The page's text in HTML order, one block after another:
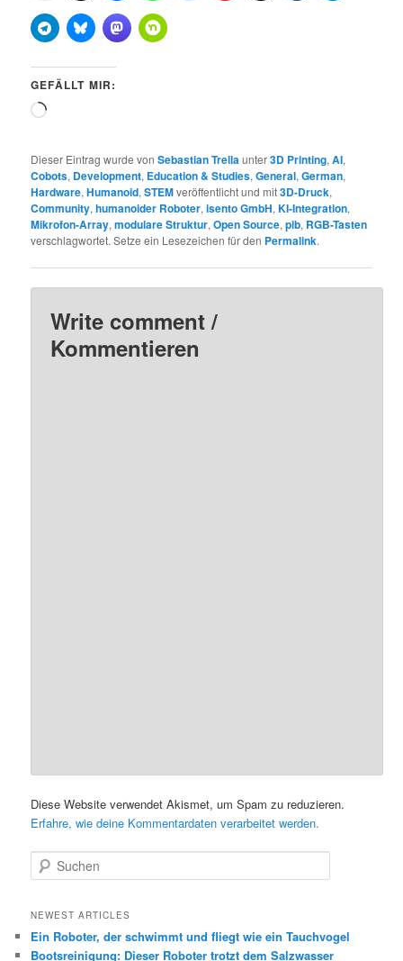
GEFÄLLT MIR:
Wird
Dieser Eintrag wurde vonSebastian Trellaunter3D Printing,AI,
Cobots, Development, Education & Studies,General,German,
Hardware,Humanoid,STEMveröffentlicht und mit3D-Druck,
Community,humanoider Roboter,isento GmbH,KI-Integration,
Mikrofon-Array,modulare Struktur,Open Source,pib, RGB-Tasten
verschlagwortet. Setze ein Lesezeichen für den Permalink.
Write comment /
Kommentieren
Diese Website verwendet Akismet, um Spam zu reduzieren.
Erfahre, wie deine Kommentardaten verarbeitet werden.
u
h
n
NEWEST ARTICLES
Ein Roboter, der schwimmt und fliegt wie ein Tauchvogel
Bootsreinigung: Dieser Roboter trotzt dem Salzwasser